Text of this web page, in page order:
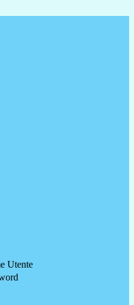
Utente